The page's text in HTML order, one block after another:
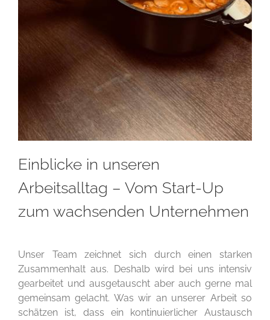
Einblicke in unseren
Arbeitsalltag – Vom Start-Up
zum wachsenden Unternehmen
Unser Team zeichnet sich durch einen starken
Zusammenhalt aus. Deshalb wird bei uns intensiv
gearbeitet und ausgetauscht aber auch gerne mal
gemeinsam gelacht. Was wir an unserer Arbeit so
schätzen ist, dass ein kontinuierlicher Austausch